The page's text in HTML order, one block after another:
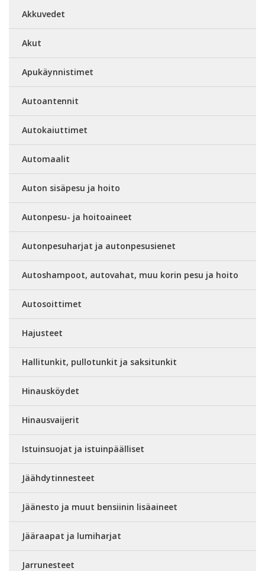
Akkuvedet
Akut
Apukäynnistimet
Autoantennit
Autokaiuttimet
Automaalit
Auton sisäpesu ja hoito
Autonpesu- ja hoitoaineet
Autonpesuharjat ja autonpesusienet
Autoshampoot, autovahat, muu korin pesu ja hoito
Autosoittimet
Hajusteet
Hallitunkit, pullotunkit ja saksitunkit
Hinausköydet
Hinausvaijerit
Istuinsuojat ja istuinpäälliset
Jäähdytinnesteet
Jäänesto ja muut bensiinin lisäaineet
Jääraapat ja lumiharjat
Jarrunesteet